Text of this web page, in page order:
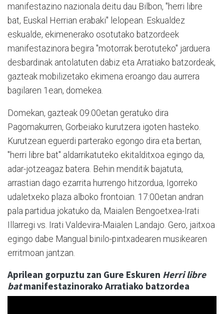
manifestazino nazionala deitu dau Bilbon, "herri libre
bat, Euskal Herrian erabaki" lelopean. Eskualdez
eskualde, ekimenerako osotutako batzordeek
manifestazinora begira "motorrak berotuteko" jarduera
desbardinak antolatuten dabiz eta Arratiako batzordeak,
gazteak mobilizetako ekimena eroango dau aurrera
bagilaren 1ean, domekea.
Domekan, gazteak 09:00etan geratuko dira
Pagomakurren, Gorbeiako kurutzera igoten hasteko.
Kurutzean eguerdi parterako egongo dira eta bertan,
"herri libre bat" aldarrikatuteko ekitalditxoa egingo da,
adar-jotzeagaz batera. Behin menditik bajatuta,
arrastian dago ezarrita hurrengo hitzordua, Igorreko
udaletxeko plaza alboko frontoian. 17:00etan andran
pala partidua jokatuko da, Maialen Bengoetxea-Irati
Illarregi vs. Irati Valdevira-Maialen Landajo. Gero, jaitxoa
egingo dabe Mangual binilo-pintxadearen musikearen
erritmoan jantzan.
Aprilean gorpuztu zan Gure Eskuren Herri libre
batmanifestazinorako Arratiako batzordea